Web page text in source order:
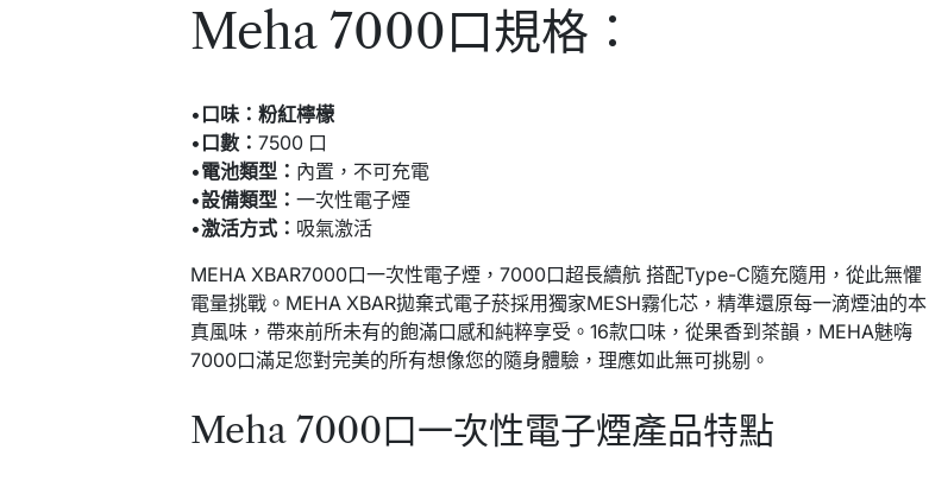
Meha 7000口規格：
• 口味：粉紅檸檬
• 口數：7500 口
•電池類型： 內置，不可充電
•設備類型：一次性電子煙
•激活方式： 吸氣激活
MEHA XBAR7000口一次性電子煙，7000口超長續航 搭配Type-C隨充隨用，從此無懼
電量挑戰。MEHA XBAR拋棄式電子菸採用獨家MESH霧化芯，精準還原每一滴煙油的本
真風味，帶來前所未有的飽滿口感和純粹享受。16款口味，從果香到茶韻，MEHA魅嗨
7000口滿足您對完美的所有想像您的隨身體驗，理應如此無可挑剔。
Meha 7000口一次性電子煙產品特點